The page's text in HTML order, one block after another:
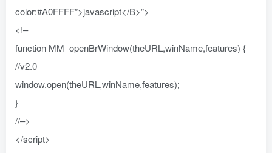
color:#A0FFFF”>javascript</B>”>
<!–
function MM_openBrWindow(theURL,winName,features) {
//v2.0
window.open(theURL,winName,features);
}
//–>
</script>